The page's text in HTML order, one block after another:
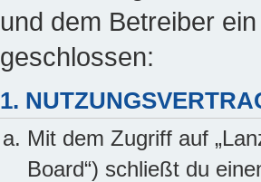
und dem Betreiber
geschlossen:
1.
Mit dem Zugriff auf
Board“) schließt du